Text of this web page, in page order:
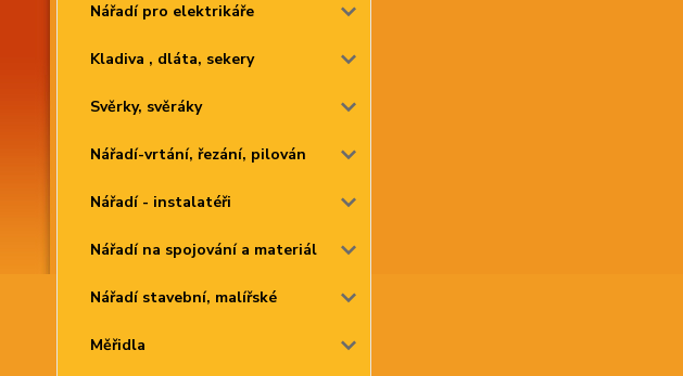
Nářadí pro elektrikáře
Kladiva , dláta, sekery
Svěrky, svěráky
Nářadí-vrtání, řezání, pilován
Nářadí - instalatéři
Nářadí na spojování a materiál
Nářadí stavební, malířské
Měřidla